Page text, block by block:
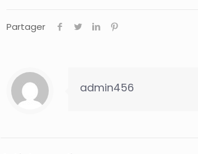
Partager
admin456